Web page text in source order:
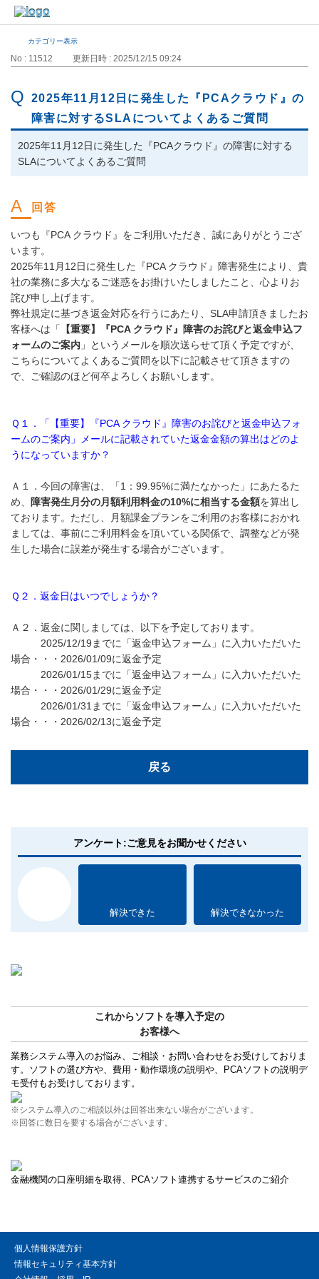
カテゴリー表示
No : 11512 更新日時 : 2025/12/15 09:24
2025年11月12日に発生した『PCAクラウド』の
障害に対するSLAについてよくあるご質問
2025年11月12日に発生した『PCAクラウド』の障害に対する
SLAについてよくあるご質問
いつも『PCA クラウド』をご利用いただき、誠にありがとうござ
います。
2025年11月12日に発生した『PCA クラウド』障害発生により、貴
社の業務に多大なるご迷惑をお掛けいたしましたこと、心よりお
詫び申し上げます。
弊社規定に基づき返金対応を行うにあたり、SLA申請頂きましたお
客様へは「
【重要】『PCA クラウド』障害のお詫びと返金申込フ
ォームのご案内 」というメールを順次送らせて頂く予定ですが、
こちらについてよくあるご質問を以下に記載させて頂きますの
で、ご確認のほど何卒よろしくお願いします。
Ｑ１．「【重要】『PCA クラウド』障害のお詫びと返金申込フォ
ームのご案内」メールに記載されていた返金金額の算出はどのよ
うになっていますか？
Ａ１．今回の障害は、「1：99.95%に満たなかった」にあたるた
め、
障害発生月分の月額利用料金の10%に相当する金額を算出し
ております。ただし、月額課金プランをご利用のお客様におかれ
ましては、事前にご利用料金を頂いている関係で、調整などが発
生した場合に誤差が発生する場合がございます。
Ｑ２．返金日はいつでしょうか？
Ａ２．返金に関しましては、以下を予定しております。
2025/12/19までに「返金申込フォーム」に入力いただいた
場合・・・2026/01/09に返金予定
2026/01/15までに「返金申込フォーム」に入力いただいた
場合・・・2026/01/29に返金予定
2026/01/31までに「返金申込フォーム」に入力いただいた
場合・・・2026/02/13に返金予定
戻る
アンケート:ご意見をお聞かせください
解決できた 解決できなかった
これからソフトを導入予定の
お客様へ
業務システム導入のお悩み、ご相談・お問い合わせをお受けしておりま
す。ソフトの選び方や、費用・動作環境の説明や、PCAソフトの説明デ
モ受付もお受けしております。
※システム導入のご相談以外は回答出来ない場合がございます。
※回答に数日を要する場合がございます。
金融機関の口座明細を取得、PCAソフト連携するサービスのご紹介
個人情報保護方針
情報セキュリティ基本方針